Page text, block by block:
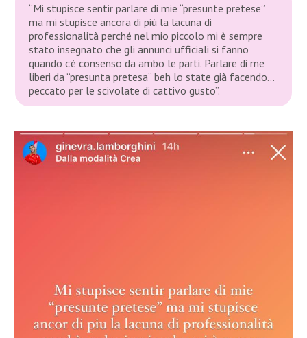
“Mi stupisce sentir parlare di mie “presunte pretese”
ma mi stupisce ancora di più la lacuna di
professionalità perché nel mio piccolo mi è sempre
stato insegnato che gli annunci ufficiali si fanno
quando c’è consenso da ambo le parti. Parlare di me
liberi da “presunta pretesa” beh lo state già facendo…
peccato per le scivolate di cattivo gusto”.